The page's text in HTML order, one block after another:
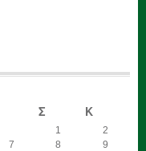
Σ Κ
1
2
7 8
9